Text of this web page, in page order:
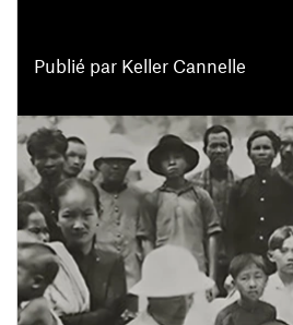
Publié par Keller Cannelle